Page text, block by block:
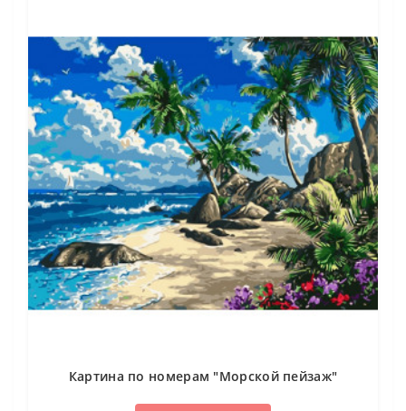
Картина по номерам "Морской пейзаж"